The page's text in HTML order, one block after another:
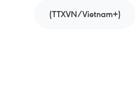
(TTXVN/Vietnam+)